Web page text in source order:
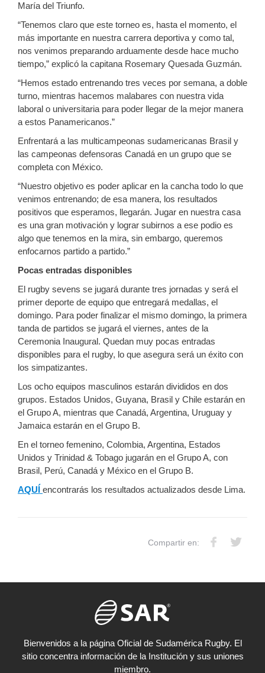
María del Triunfo.
“Tenemos claro que este torneo es, hasta el momento, el
más importante en nuestra carrera deportiva y como tal,
nos venimos preparando arduamente desde hace mucho
tiempo,” explicó la capitana Rosemary Quesada Guzmán.
“Hemos estado entrenando tres veces por semana, a doble
turno, mientras hacemos malabares con nuestra vida
laboral o universitaria para poder llegar de la mejor manera
a estos Panamericanos.”
Enfrentará a las multicampeonas sudamericanas Brasil y
las campeonas defensoras Canadá en un grupo que se
completa con México.
“Nuestro objetivo es poder aplicar en la cancha todo lo que
venimos entrenando; de esa manera, los resultados
positivos que esperamos, llegarán. Jugar en nuestra casa
es una gran motivación y lograr subirnos a ese podio es
algo que tenemos en la mira, sin embargo, queremos
enfocarnos partido a partido.”
Pocas entradas disponibles
El rugby sevens se jugará durante tres jornadas y será el
primer deporte de equipo que entregará medallas, el
domingo. Para poder finalizar el mismo domingo, la primera
tanda de partidos se jugará el viernes, antes de la
Ceremonia Inaugural. Quedan muy pocas entradas
disponibles para el rugby, lo que asegura será un éxito con
los simpatizantes.
Los ocho equipos masculinos estarán divididos en dos
grupos. Estados Unidos, Guyana, Brasil y Chile estarán en
el Grupo A, mientras que Canadá, Argentina, Uruguay y
Jamaica estarán en el Grupo B.
En el torneo femenino, Colombia, Argentina, Estados
Unidos y Trinidad & Tobago jugarán en el Grupo A, con
Brasil, Perú, Canadá y México en el Grupo B.
AQUÍ encontrarás los resultados actualizados desde Lima.
Compartir en:
Bienvenidos a la página Oficial de Sudamérica Rugby. El
sitio concentra información de la Institución y sus uniones
miembro.